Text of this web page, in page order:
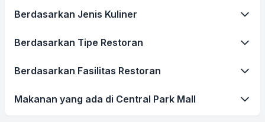
Berdasarkan Jenis Kuliner
Berdasarkan Tipe Restoran
Berdasarkan Fasilitas Restoran
Makanan yang ada di Central Park Mall